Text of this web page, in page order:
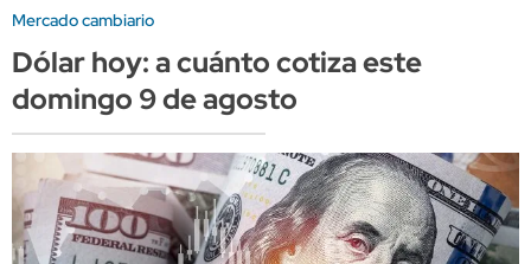
Mercado cambiario
Dólar hoy: a cuánto cotiza este
domingo 9 de agosto